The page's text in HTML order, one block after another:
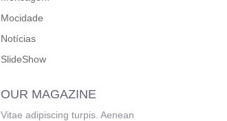
Mocidade
Notícias
SlideShow
OUR MAGAZINE
Vitae adipiscing turpis. Aenean